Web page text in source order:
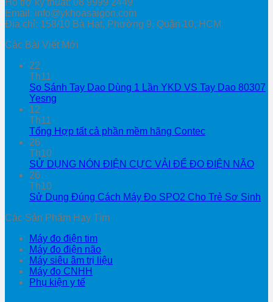
Email: info@ykhoasaigon.com
Địa chỉ: 158/10 Bà Hạt, Phường 9, Quận 10, HCM
Các Bài Viết Mới
22
Th11
So Sánh Tay Dao Dùng 1 Lần YKD VS Tay Dao 80307
Yesng
12
Th11
Tổng Hợp tất cả phần mềm hãng Contec
26
Th10
SỬ DỤNG NÓN ĐIỆN CỰC VẢI ĐỂ ĐO ĐIỆN NÃO
26
Th10
Sử Dụng Đúng Cách Máy Đo SPO2 Cho Trẻ Sơ Sinh
Các Sản Phẩm Hay Tìm
Máy đo điện tim
Máy đo điện não
Máy siêu âm trị liệu
Máy đo CNHH
Phụ kiện y tế